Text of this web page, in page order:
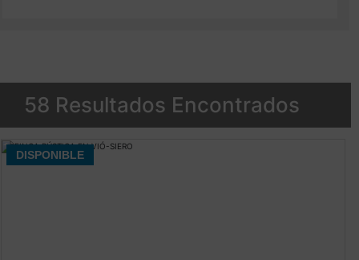
58 Resultados Encontrados
DISPONIBLE